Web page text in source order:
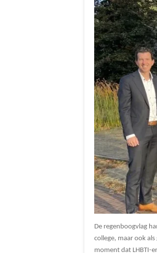
De regenboogvlag
college, maar ook
moment dat LHBTI-